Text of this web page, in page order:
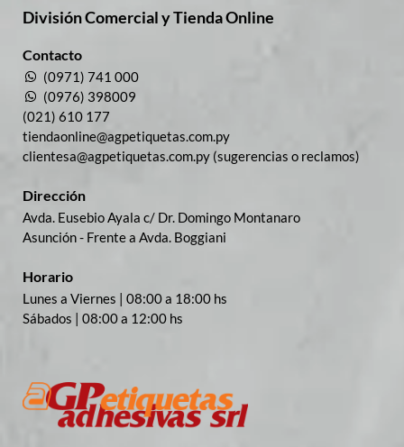
División Comercial​ y Tienda Online
Contacto
(0971) 741 000
(0976) 398009
(021) 610 177
tiendaonline@agpetiquetas.com.py
clientesa@agpetiquetas.com.py (sugerencias o reclamos)
Dirección
Avda. Eusebio Ayala c/ Dr. Domingo Montanaro
Asunción - Frente a Avda. Boggiani
Horario
Lunes a Viernes | 08:00 a 18:00 hs
Sábados | 08:00 a 12:00 hs